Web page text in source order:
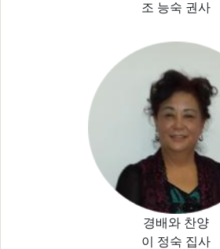
조 능숙 권사
경배와 찬양
이 정숙 집사